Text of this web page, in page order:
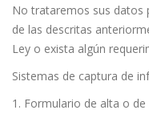
No trataremos sus datos
de las descritas
Ley o exista algún
Sistemas de captura de
1. Formulario de alta o